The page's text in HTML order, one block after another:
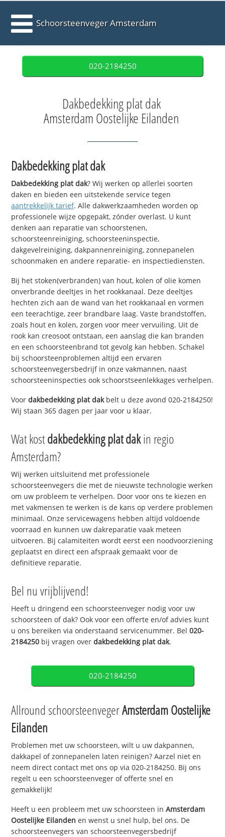
Schoorsteenveger Amsterdam
020-2184250
Dakbedekking plat dak
Amsterdam Oostelijke Eilanden
Dakbedekking plat dak
Dakbedekking plat dak? Wij werken op allerlei soorten
daken en bieden een uitstekende service tegen
aantrekkelijk tarief. Alle dakwerkzaamheden worden op
professionele wijze opgepakt, zónder overlast. U kunt
denken aan reparatie van schoorstenen,
schoorsteenreiniging, schoorsteeninspectie,
dakgevelreiniging, dakpannenreiniging, zonnepanelen
schoonmaken en andere reparatie- en inspectiediensten.
Bij het stoken(verbranden) van hout, kolen of olie komen
onverbrande deeltjes in het rookkanaal. Deze deeltjes
hechten zich aan de wand van het rookkanaal en vormen
een teerachtige, zeer brandbare laag. Vaste brandstoffen,
zoals hout en kolen, zorgen voor meer vervuiling. Uit de
rook kan creosoot ontstaan, een aanslag die kan branden
en een schoorsteenbrand tot gevolg kan hebben. Schakel
bij schoorsteenproblemen altijd een ervaren
schoorsteenvegersbedrijf in onze vakmannen, naast
schoorsteeninspecties ook schoorstseenlekkages verhelpen.
Voordakbedekking plat dakbelt u deze avond 020-2184250!
Wij staan 365 dagen per jaar voor u klaar.
Wat kostdakbedekking plat dakin regio
Amsterdam?
Wij werken uitsluitend met professionele
schoorsteenvegers die met de nieuwste technologie werken
om uw probleem te verhelpen. Door voor ons te kiezen en
met vakmensen te werken is de kans op verdere problemen
minimaal. Onze servicewagens hebben altijd voldoende
voorraad en kunnen uw dakreparatie vaak meteen
uitvoeren. Bij calamiteiten wordt eerst een noodvoorziening
geplaatst en direct een afspraak gemaakt voor de
definitieve reparatie.
Bel nu vrijblijvend!
Heeft u dringend een schoorsteenveger nodig voor uw
schoorsteen of dak? Ook voor een offerte en/of advies kunt
u ons bereiken via onderstaand servicenummer. Bel020-
2184250 bij vragen overdakbedekking plat dak.
020-2184250
Allround schoorsteenvegerAmsterdam Oostelijke
Eilanden
Problemen met uw schoorsteen, wilt u uw dakpannen,
dakkapel of zonnepanelen laten reinigen? Aarzel niet en
neem direct contact met ons op via 020-2184250. Bij ons
regelt u een schoorsteenveger of offerte snel en
gemakkelijk!
Heeft u een probleem met uw schoorsteen inAmsterdam
Oostelijke Eilandenen wenst u snel hulp, bel ons. De
schoorsteenvegers van schoorsteenvegersbedrijf